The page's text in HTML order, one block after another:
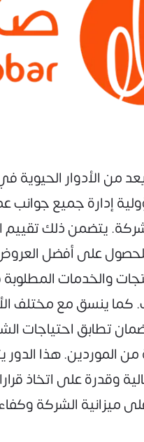
من الأدوار
إدارة جميع جوانب
يتضمن ذلك تقييم
على أفضل العروض
والخدمات
كما ينسق مع مختلف
لضمان تطابق احتياجات
الموردين. هذا
وقدرة على اتخاذ
ميزانية الشركة